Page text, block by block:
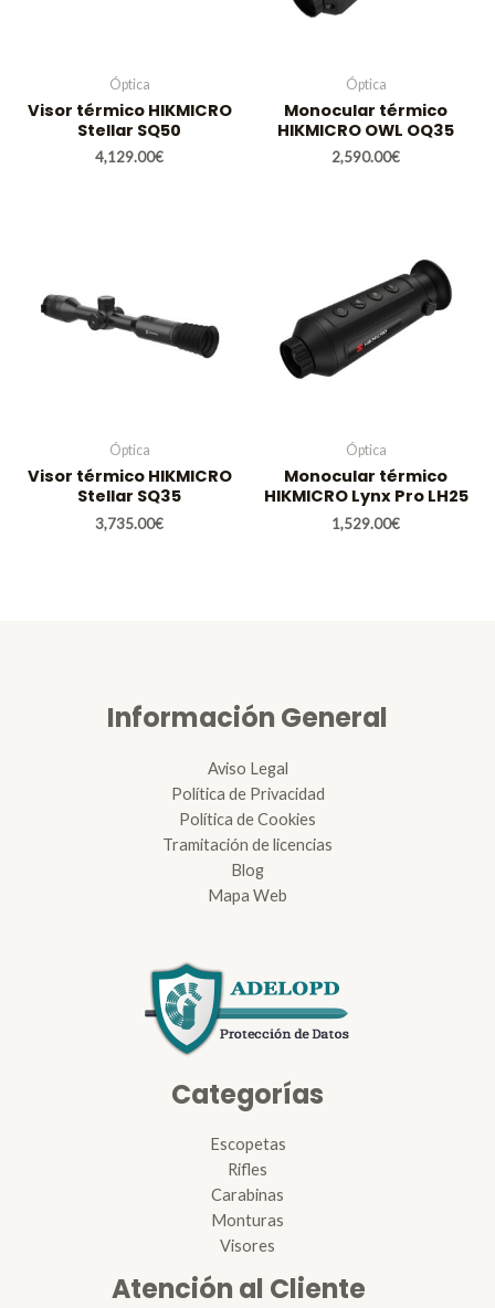
Óptica
Visor térmico HIKMICRO
Stellar SQ50
4,129.00€
Óptica
Monocular térmico
HIKMICRO OWL OQ35
2,590.00€
Óptica
Visor térmico HIKMICRO
Stellar SQ35
3,735.00€
Óptica
Monocular térmico
HIKMICRO Lynx Pro LH25
1,529.00€
Información General
Aviso Legal
Política de Privacidad
Política de Cookies
Tramitación de licencias
Blog
Mapa Web
Categorías
Escopetas
Rifles
Carabinas
Monturas
Visores
Atención al Cliente